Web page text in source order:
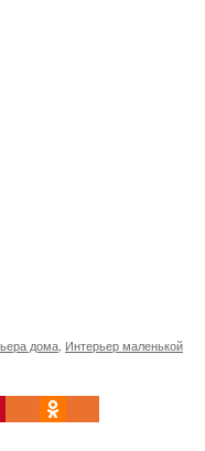
дома Интерьер маленькой